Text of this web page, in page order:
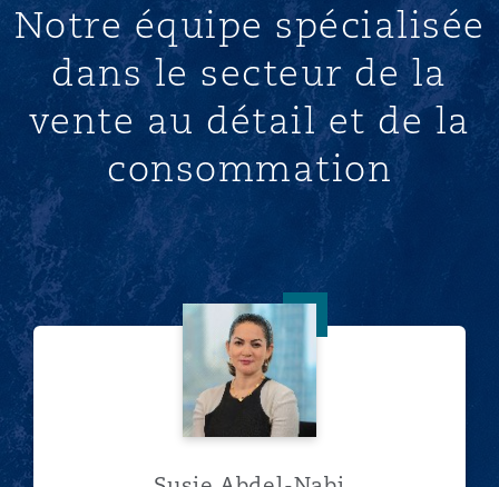
Notre équipe spécialisée
dans le secteur de la
vente au détail et de la
consommation
Susie Abdel-Nabi